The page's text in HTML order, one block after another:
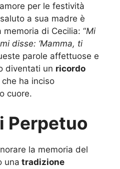
per le festività
a sua madre è
di Cecilia: “Mi
disse: ‘Mamma, ti
parole affettuose e
diventati un ricordo
ha inciso
cuore.
Perpetuo
la memoria del
una tradizione